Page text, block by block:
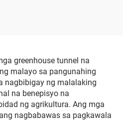
greenhouse tunnel na
malayo sa pangunahing
nagbibigay ng malalaking
na benepisyo na
ng agrikultura. Ang mga
nagbabawas sa pagkawala